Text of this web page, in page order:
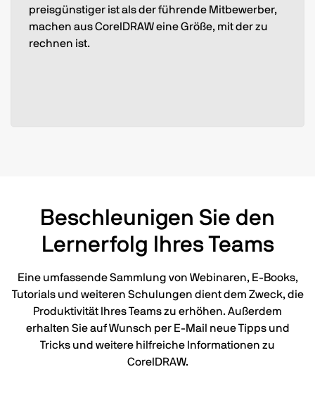
preisgünstiger ist als der führende Mitbewerber,
machen aus CorelDRAW eine Größe, mit der zu
rechnen ist.
Beschleunigen Sie den
Lernerfolg Ihres Teams
Eine umfassende Sammlung von Webinaren, E-Books,
Tutorials und weiteren Schulungen dient dem Zweck, die
Produktivität Ihres Teams zu erhöhen. Außerdem
erhalten Sie auf Wunsch per E-Mail neue Tipps und
Tricks und weitere hilfreiche Informationen zu
CorelDRAW.